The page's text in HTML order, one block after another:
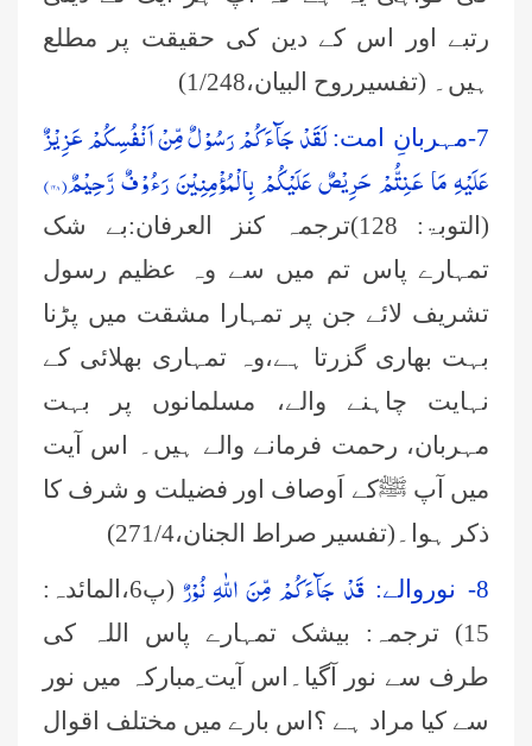
رتبے اور اس کے دین کی حقیقت پر مطلع
ہیں۔ (تفسیرروح البیان،1/248)
7-مہربانِ امت:
لَقَدْ جَآءَكُمْ رَسُوْلٌ مِّنْ اَنْفُسِكُمْ عَزِیْزٌ
عَلَیْهِ مَا عَنِتُّمْ حَرِیْصٌ عَلَیْكُمْ بِالْمُؤْمِنِیْنَ رَءُوْفٌ رَّحِیْمٌ(۱۲۸)
(التوبۃ: 128)ترجمہ کنز العرفان:بے شک
تمہارے پاس تم میں سے وہ عظیم رسول
تشریف لائے جن پر تمہارا مشقت میں پڑنا
بہت بھاری گزرتا ہے،وہ تمہاری بھلائی کے
نہایت چاہنے والے، مسلمانوں پر بہت
مہربان، رحمت فرمانے والے ہیں۔
اس آیت
میں آپ ﷺکے اَوصاف اور فضیلت و شرف کا
ذکر ہوا۔(تفسیر صراط الجنان،4/
271
)
8-
نوروالے:قَدْ جَآءَكُمْ مِّنَ اللّٰهِ نُوْرٌ
(پ6،المائدہ:
15) ترجمہ: بیشک تمہارے پاس اللہ کی
طرف سے نور آگیا۔اس آیت ِمبارکہ میں نور
سے کیا مراد ہے ؟اس بارے میں مختلف اقوال